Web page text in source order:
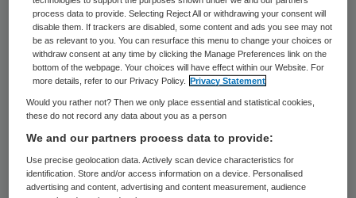
verbeteren. De geschillencommissie
behandelt zowel de precontractuele als de
contractuele onderhandelingsfase. Er zijn
drie vormen van geschillenbeslechting:
mediation, bindend advies en arbitrage.
Doel was een snel laagdrempelig en
effectief alternatief te bieden voor een
procedure bij de civiele rechter.
process data to provide. Selecting Reject All or withdrawing your consent will
disable them. If trackers are disabled, some content and ads you see may not
be as relevant to you. You can resurface this menu to change your choices or
withdraw consent at any time by clicking the Manage Preferences link on the
bottom of the webpage. Your choices will have effect within our Website. For
more details, refer to our Privacy Policy.
Privacy Statement
Would you rather not? Then we only place essential and statistical cookies,
these do not record any data about you as a person
We and our partners process data to provide:
Use precise geolocation data. Actively scan device characteristics for
identification. Store and/or access information on a device. Personalised
advertising and content, advertising and content measurement, audience